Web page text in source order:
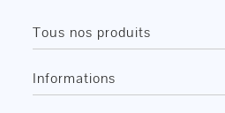
Tous nos produits
Informations